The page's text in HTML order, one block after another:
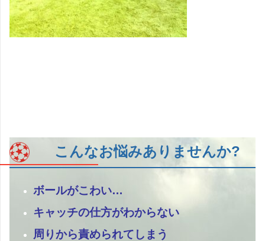
こんなお悩みありませんか?
ボールがこわい…
キャッチの仕方がわからない
周りから責められてしまう